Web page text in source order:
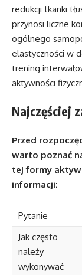
redukcji tkanki
przynosi liczne
ogólnego
elastyczności w
trening
aktywności
Najczęściej
Przed
warto poznać
tej formy
informacji:
Pytanie
Jak często
należy
wykonywać